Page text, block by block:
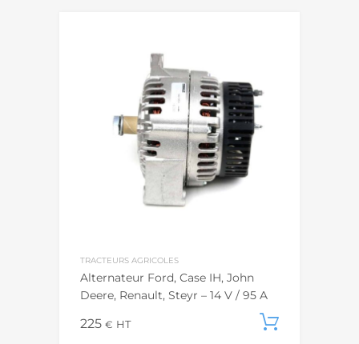
TRACTEURS AGRICOLES
Alternateur Ford, Case IH, John
Deere, Renault, Steyr – 14 V / 95 A
225 € HT